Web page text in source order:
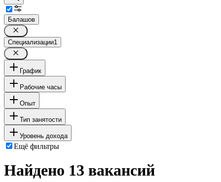
Балашов
Специализации1
График
Рабочие часы
Опыт
Тип занятости
Уровень дохода
Ещё фильтры
Найдено 13 вакансий